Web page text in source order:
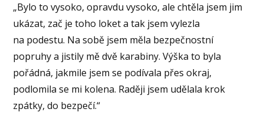
„Bylo to vysoko, opravdu vysoko, ale chtěla jsem jim
ukázat, zač je toho loket a tak jsem vylezla
na podestu. Na sobě jsem měla bezpečnostní
popruhy a jistily mě dvě karabiny. Výška to byla
pořádná, jakmile jsem se podívala přes okraj,
podlomila se mi kolena. Raději jsem udělala krok
zpátky, do bezpečí.“